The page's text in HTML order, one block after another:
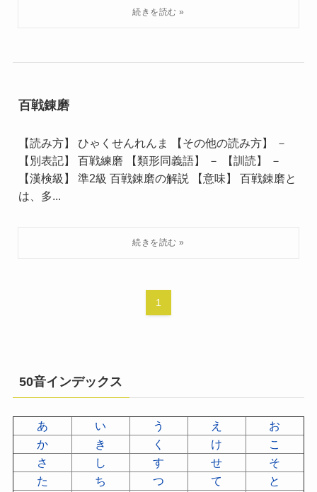
百戦錬磨
【読み方】 ひゃくせんれんま 【その他の読み方】 －
【別表記】 百戦練磨 【類形同義語】 － 【訓読】 －
【漢検級】 準2級 百戦錬磨の解説 【意味】 百戦錬磨と
は、多...
1
50音インデックス
あ い う え
お
か
き く け
こ
さ
し す せ
そ
た
ち つ て
と